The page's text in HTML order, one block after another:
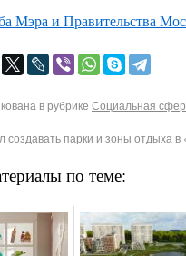
Мэра и Правительства
в рубрике Социальная
создавать парки и зоны отдыха в
по теме: